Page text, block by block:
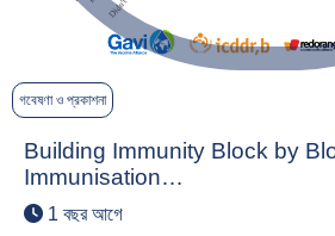
গবেষণা ও প্রকাশনা
Building Immunity Block by
Immunisation…
1 বছর আগে